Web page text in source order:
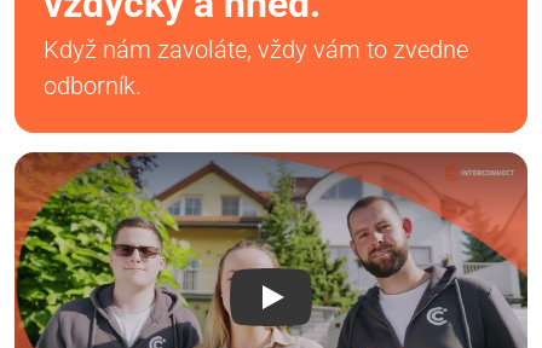
Když nám zavoláte, vždy vám to zvedne
odborník.